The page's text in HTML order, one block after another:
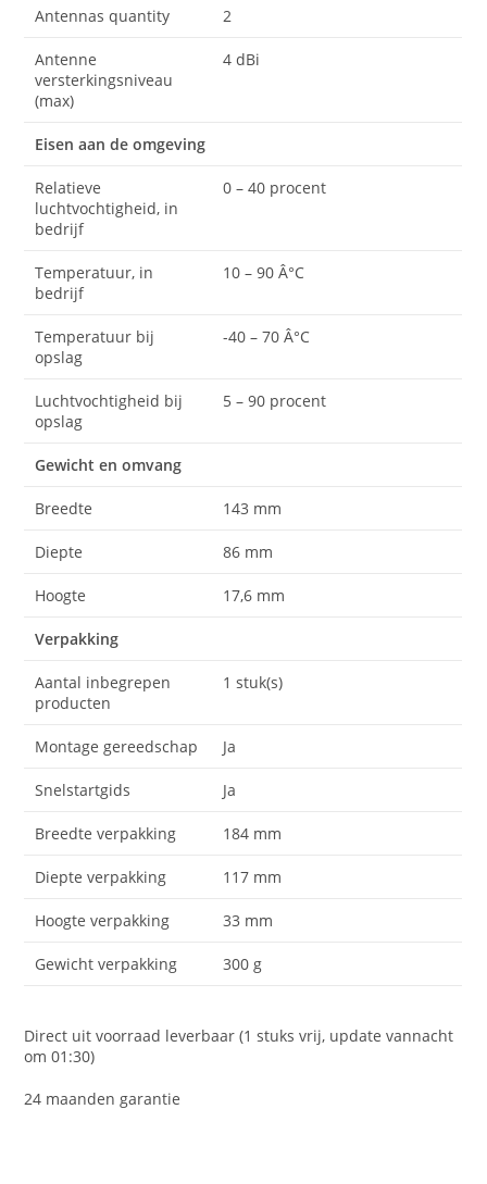
Antennas quantity 2
Antenne
versterkingsniveau
(max)
4 dBi
Eisen aan de omgeving
Relatieve
luchtvochtigheid, in
bedrijf
0 – 40 procent
Temperatuur, in
bedrijf
10 – 90 Â°C
Temperatuur bij
opslag
-40 – 70 Â°C
Luchtvochtigheid bij
opslag
5 – 90 procent
Gewicht en omvang
Breedte 143 mm
Diepte 86 mm
Hoogte 17,6 mm
Verpakking
Aantal inbegrepen
producten
1 stuk(s)
Montage gereedschap Ja
Snelstartgids Ja
Breedte verpakking 184 mm
Diepte verpakking 117 mm
Hoogte verpakking 33 mm
Gewicht verpakking 300 g
Direct uit voorraad leverbaar (1 stuks vrij, update vannacht
om 01:30)
24 maanden garantie